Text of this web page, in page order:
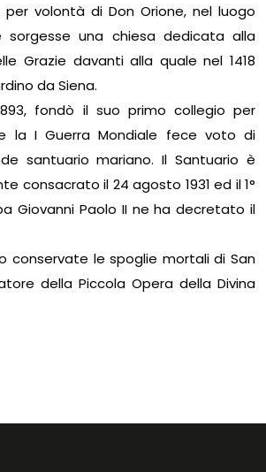
per volontà di Don Orione, nel luogo
una chiesa dedicata alla
Grazie davanti alla quale nel 1418
da Siena.
fondò il suo primo collegio per
la I Guerra Mondiale fece voto di
santuario mariano. Il Santuario è
consacrato il 24 agosto 1931 ed il 1°
Giovanni Paolo II ne ha decretato il
conservate le spoglie mortali di San
della Piccola Opera della Divina